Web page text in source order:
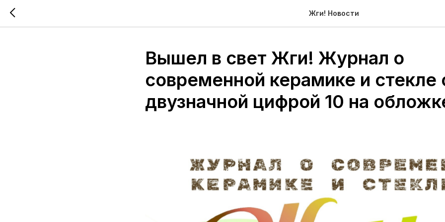
Жги! Новости
Вышел в свет Жги! Журнал о
современной керамике и стекле
двузначной цифрой 10 на